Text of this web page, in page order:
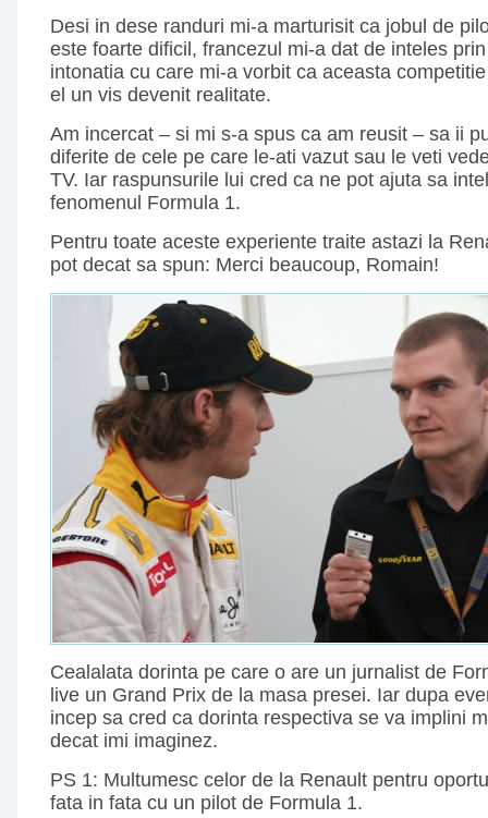
Desi in dese randuri mi-a marturisit ca jobul de
este foarte dificil, francezul mi-a dat de inteles
intonatia cu care mi-a vorbit ca aceasta
el un vis devenit realitate.
Am incercat – si mi s-a spus ca am reusit – sa ii
diferite de cele pe care le-ati vazut sau le veti
TV. Iar raspunsurile lui cred ca ne pot ajuta sa
fenomenul Formula 1.
Pentru toate aceste experiente traite astazi la
pot decat sa spun: Merci beaucoup, Romain!
Cealalata dorinta pe care o are un jurnalist de
live un Grand Prix de la masa presei. Iar dupa
incep sa cred ca dorinta respectiva se va implini
decat imi imaginez.
PS 1: Multumesc celor de la Renault pentru
fata in fata cu un pilot de Formula 1.